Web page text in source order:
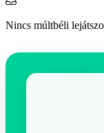
Nincs múltbéli